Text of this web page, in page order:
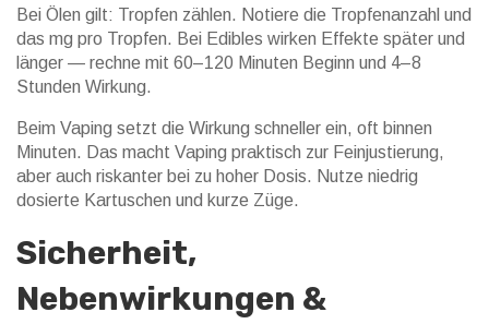
Bei Ölen gilt: Tropfen zählen. Notiere die Tropfenanzahl und
das mg pro Tropfen. Bei Edibles wirken Effekte später und
länger — rechne mit 60–120 Minuten Beginn und 4–8
Stunden Wirkung.
Beim Vaping setzt die Wirkung schneller ein, oft binnen
Minuten. Das macht Vaping praktisch zur Feinjustierung,
aber auch riskanter bei zu hoher Dosis. Nutze niedrig
dosierte Kartuschen und kurze Züge.
Sicherheit,
Nebenwirkungen &